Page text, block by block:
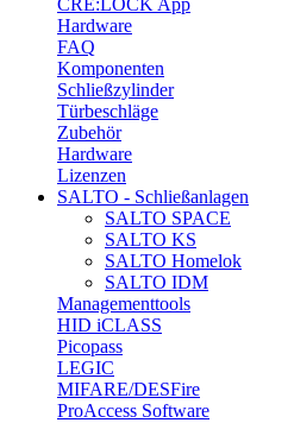
Hardware
FAQ
Komponenten
Schließzylinder
Türbeschläge
Zubehör
Hardware
Lizenzen
SALTO - Schließanlagen
SALTO SPACE
SALTO KS
SALTO Homelok
SALTO IDM
Managementtools
HID iCLASS
Picopass
LEGIC
MIFARE/DESFire
ProAccess Software